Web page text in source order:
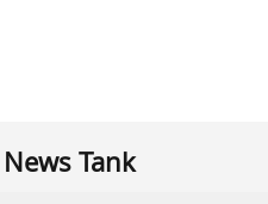
News Tank